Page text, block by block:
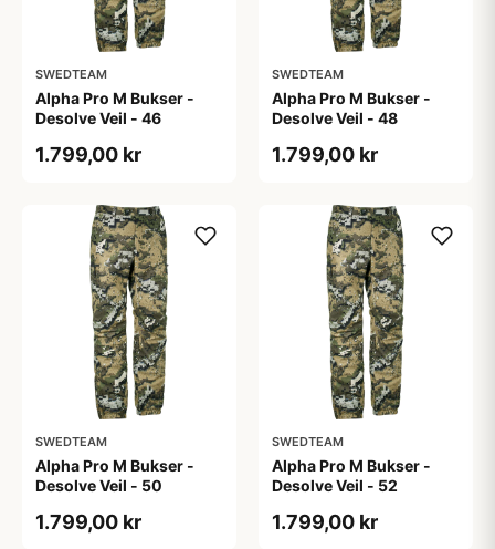
SWEDTEAM
Alpha Pro M Bukser -
Desolve Veil - 46
1.799,00 kr
SWEDTEAM
Alpha Pro M Bukser -
Desolve Veil - 48
1.799,00 kr
SWEDTEAM
Alpha Pro M Bukser -
Desolve Veil - 50
1.799,00 kr
SWEDTEAM
Alpha Pro M Bukser -
Desolve Veil - 52
1.799,00 kr